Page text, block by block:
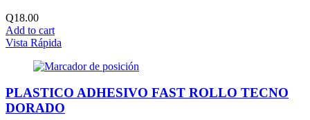
Q18.00
Add to cart
Vista Rápida
PLASTICO ADHESIVO FAST ROLLO TECNO
DORADO